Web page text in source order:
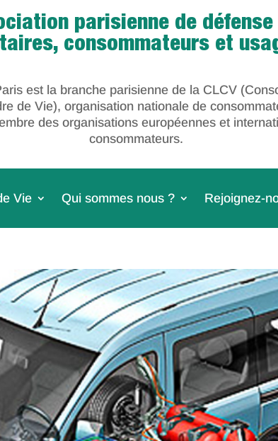
parisienne de défense
consommateurs et
est la branche parisienne de la CLCV
de Vie), organisation nationale de
des organisations européennes et
consommateurs.
Vie Qui sommes nous ? Rejoignez-